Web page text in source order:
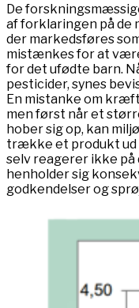
De
af forklaringen på
der markedsføres
mistænkes for at
for det ufødte barn.
pesticider, synes
En mistanke om
men først når et
hober sig op, kan
trække et produkt ud
selv reagerer ikke
henholder sig
godkendelser og